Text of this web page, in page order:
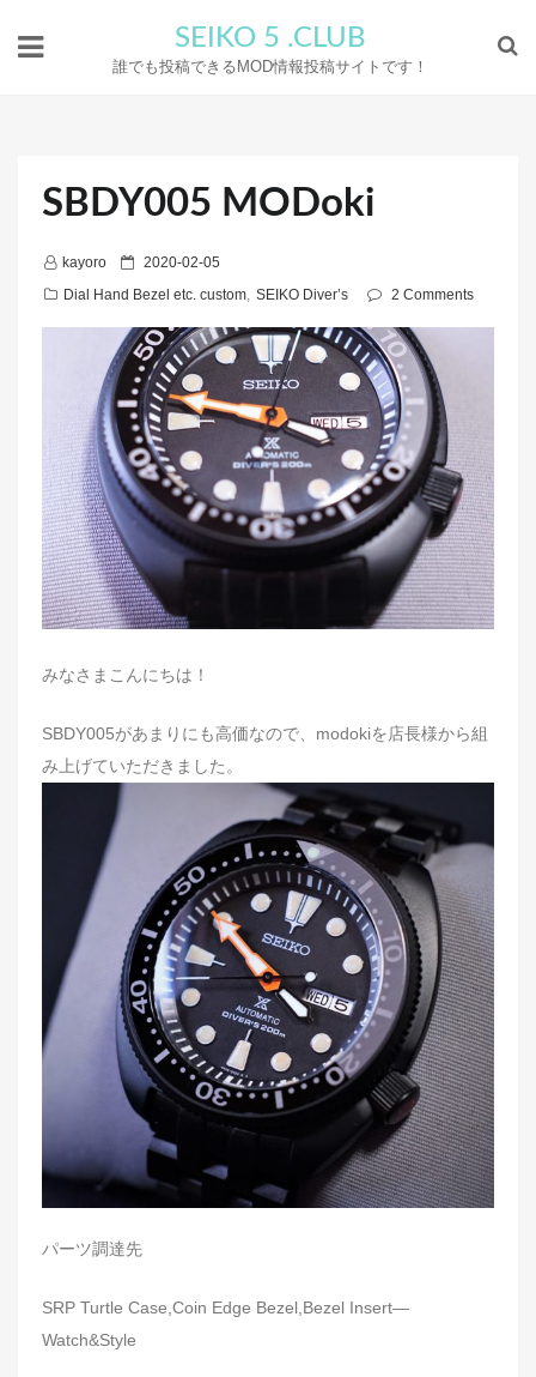
SEIKO 5 .CLUB
誰でも投稿できるMOD情報投稿サイトです！
SBDY005 MODoki
kayoro
P
o
t
e
d
o
n
2020-02-05
Dial Hand Bezel etc. custom, SEIKO Diver’s 2 Comments
みなさまこんにちは！
SBDY005があまりにも高価なので、modokiを店長様から組
み上げていただきました。
パーツ調達先
SRP Turtle Case,Coin Edge Bezel,Bezel Insert—
Watch&Style